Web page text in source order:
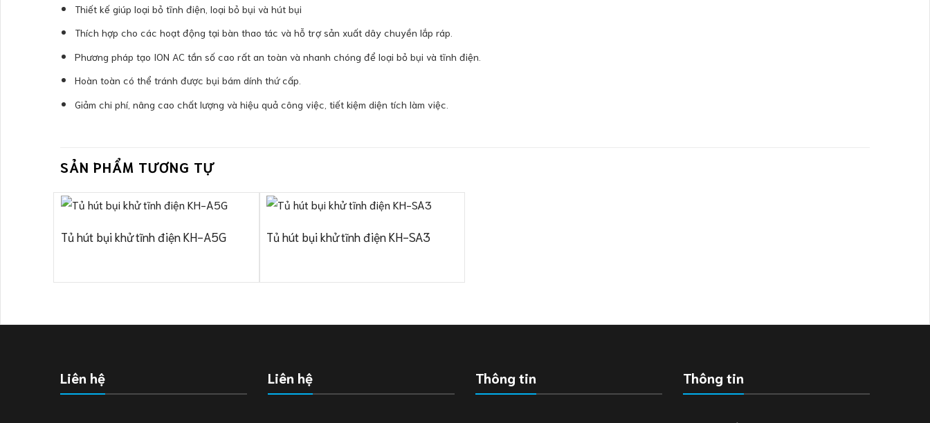
Thiết kế giúp loại bỏ tĩnh điện, loại bỏ bụi và hút bụi
Thích hợp cho các hoạt động tại bàn thao tác và hỗ trợ sản xuất dây chuyền lắp ráp.
Phương pháp tạo ION AC tần số cao rất an toàn và nhanh chóng để loại bỏ bụi và tĩnh điện.
Hoàn toàn có thể tránh được bụi bám dính thứ cấp.
Giảm chi phí, nâng cao chất lượng và hiệu quả công việc, tiết kiệm diện tích làm việc.
SẢN PHẨM TƯƠNG TỰ
Tủ hút bụi khử tĩnh điện KH-A5G Tủ hút bụi khử tĩnh điện KH-SA3
Liên hệ Liên hệ Thông tin Thông tin